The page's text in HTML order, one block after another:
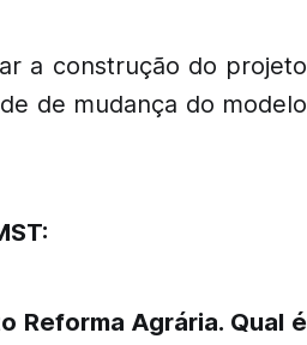
a construção do projeto
de mudança do modelo
Reforma Agrária. Qual é